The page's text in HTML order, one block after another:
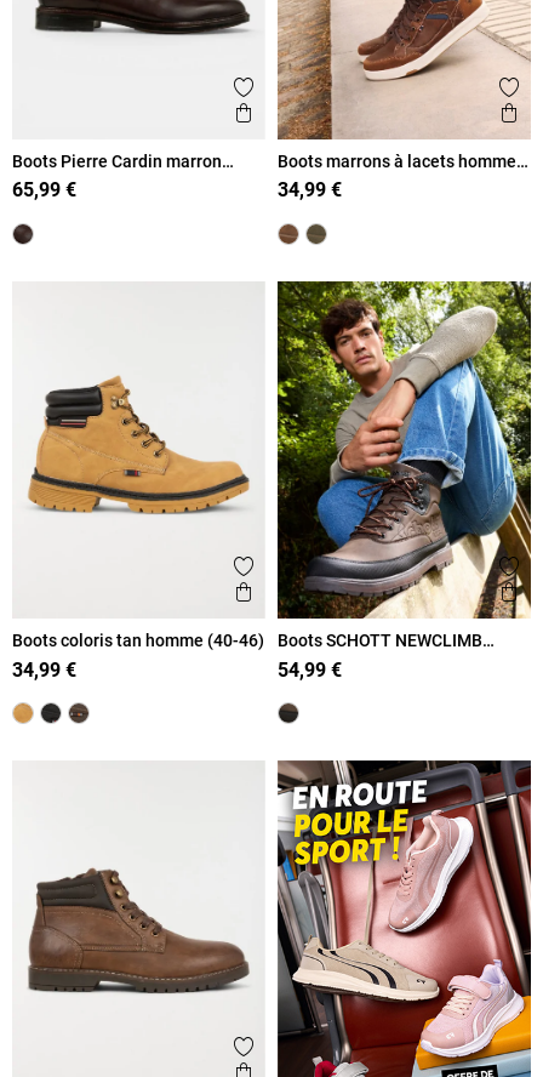
Ajouter aux favoris
Aperçu rapide
Boots Pierre Cardin marron
homme (40-46)
65,99 €
Boots marrons à lacets homme
(40-46)
34,99 €
Ajouter aux favoris
Aperçu rapide
Boots coloris tan homme (40-46)
34,99 €
Boots SCHOTT NEWCLIMB
homme (40-45)
54,99 €
Ajouter aux favoris